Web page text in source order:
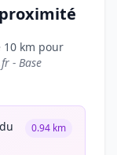
10 km pour
- Base
0.94 km